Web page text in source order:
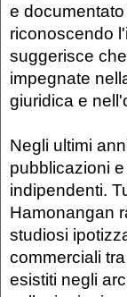
e
riconoscendo
suggerisce
impegnate
giuridica e
Negli ultimi
pubblicazioni
indipendenti.
Hamonangan
studiosi
commerciali
esistiti negli